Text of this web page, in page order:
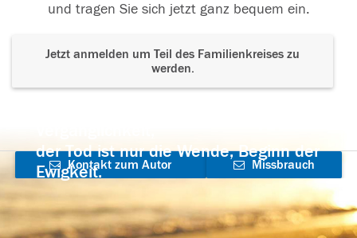
und tragen Sie sich jetzt ganz bequem ein.
Jetzt anmelden um Teil des Familienkreises zu
werden.
der Tod ist nur die Wende, Beginn der
Ewigkeit.
Kontakt zum Autor
aufnehmen
Missbrauch